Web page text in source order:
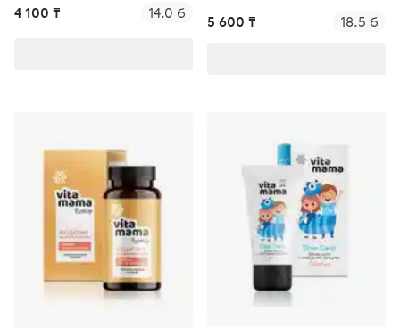
4 100 ₸ 14.0 б 5 600 ₸ 18.5 б